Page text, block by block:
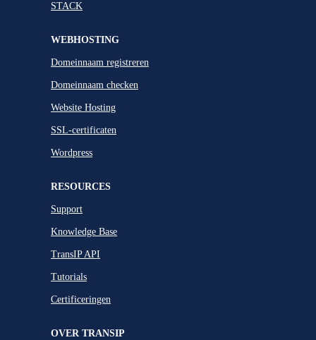
STACK
WEBHOSTING
Domeinnaam registreren
Domeinnaam checken
Website Hosting
SSL-certificaten
Wordpress
RESOURCES
Support
Knowledge Base
TransIP API
Tutorials
Certificeringen
OVER TRANSIP